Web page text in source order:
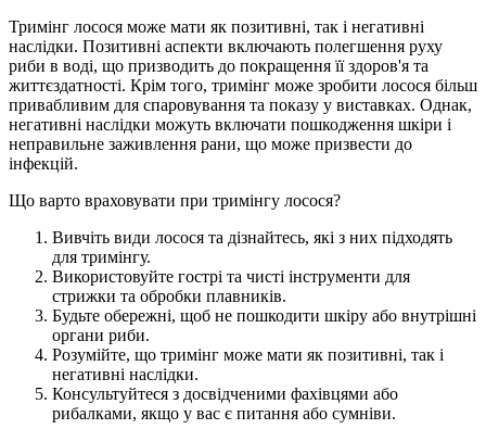
Тримінг лосося може мати як позитивні, так і негативні
наслідки. Позитивні аспекти включають полегшення руху
риби в воді, що призводить до покращення її здоров'я та
життєздатності. Крім того, тримінг може зробити лосося більш
привабливим для спаровування та показу у виставках. Однак,
негативні наслідки можуть включати пошкодження шкіри і
неправильне заживлення рани, що може призвести до
інфекцій.
Що варто враховувати при тримінгу лосося?
Вивчіть види лосося та дізнайтесь, які з них підходять
для тримінгу.
Використовуйте гострі та чисті інструменти для
стрижки та обробки плавників.
Будьте обережні, щоб не пошкодити шкіру або внутрішні
органи риби.
Розумійте, що тримінг може мати як позитивні, так і
негативні наслідки.
Консультуйтеся з досвідченими фахівцями або
рибалками, якщо у вас є питання або сумніви.